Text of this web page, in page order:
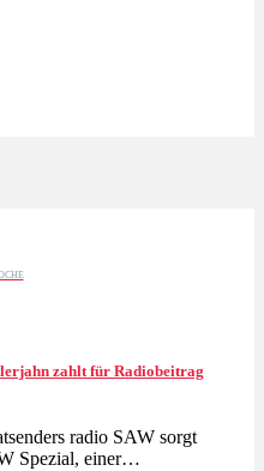
zahlt für Radiobeitrag
radio SAW sorgt
Spezial, einer…